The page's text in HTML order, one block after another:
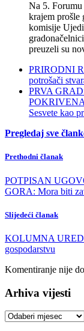
Na 5.
krajem prošle
komisije
preuzeli su
PRIRODNI
potrošači
PRVA
Sesvete kao
Pregledaj sve
Prethodni članak
POTPISAN
GORA: Mora biti
Slijedeći članak
KOLUMNA
gospodarstvu
Komentiranje nije
Arhiva vijesti
Arhiva